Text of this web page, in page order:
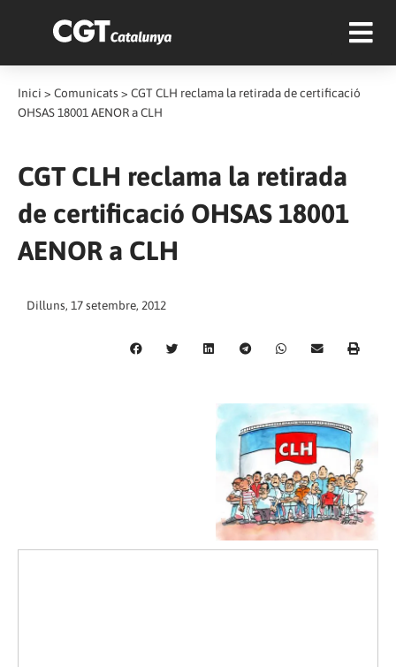
Inici > Comunicats > CGT CLH reclama la retirada de certificació
OHSAS 18001 AENOR a CLH
CGT CLH reclama la retirada
de certificació OHSAS 18001
AENOR a CLH
Dilluns, 17 setembre, 2012